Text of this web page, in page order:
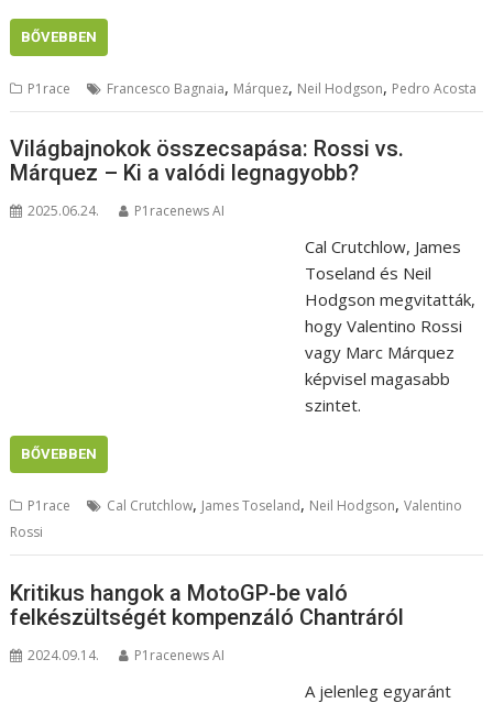
BŐVEBBEN
P1race Francesco Bagnaia, Márquez, Neil Hodgson, Pedro Acosta
Világbajnokok összecsapása: Rossi vs.
Márquez – Ki a valódi legnagyobb?
2025.06.24. P1racenews AI
Cal Crutchlow, James
Toseland és Neil
Hodgson megvitatták,
hogy Valentino Rossi
vagy Marc Márquez
képvisel magasabb
szintet.
BŐVEBBEN
P1race Cal Crutchlow, James Toseland, Neil Hodgson,Valentino
Rossi
Kritikus hangok a MotoGP-be való
felkészültségét kompenzáló Chantráról
2024.09.14. P1racenews AI
A jelenleg egyaránt